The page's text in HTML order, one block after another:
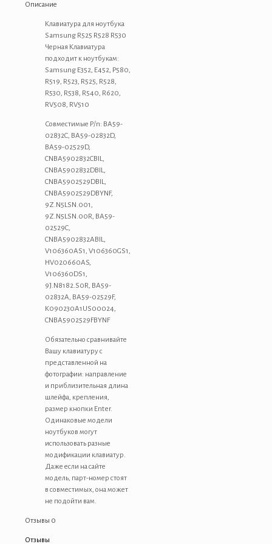
Черная
Описание
Клавиатура для ноутбука
Samsung R525 R528 R530
Черная Клавиатура
подходит к ноутбукам:
Samsung E352, E452, P580,
R519, R523, R525, R528,
R530, R538, R540, R620,
RV508, RV510
Совместимые P/n: BA59-
02832C, BA59-02832D,
BA59-02529D,
CNBA5902832CBIL,
CNBA5902832DBIL,
CNBA5902529DBIL,
CNBA5902529DBYNF,
9Z.N5LSN.001,
9Z.N5LSN.00R, BA59-
02529C,
CNBA5902832ABIL,
V106360AS1, V106360GS1,
HV020660AS,
V106360DS1,
9J.N8182.S0R, BA59-
02832A, BA59-02529F,
K090230A1US00024,
CNBA5902529FBYNF
Обязательно сравнивайте
Вашу клавиатуру с
представленной на
фотографии: направление
и приблизительная длина
шлейфа, крепления,
размер кнопки Enter.
Одинаковые модели
ноутбуков могут
использовать разные
модификации клавиатур.
Даже если на сайте
модель, парт-номер стоят
в совместимых, она может
не подойти вам.
Отзывы 0
Отзывы